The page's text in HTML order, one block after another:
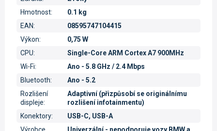
Hmotnost:
0.1 kg
EAN:
08595747104415
Výkon:
0,75 W
CPU:
Single-Core ARM Cortex A7 900MHz
Wi-Fi:
Ano - 5.8 GHz / 2.4 Mbps
Bluetooth:
Ano - 5.2
Rozlišení
displeje:
Adaptivní (přizpůsobí se originálnímu
rozlišení infotainmentu)
Konektory:
USB-C, USB-A